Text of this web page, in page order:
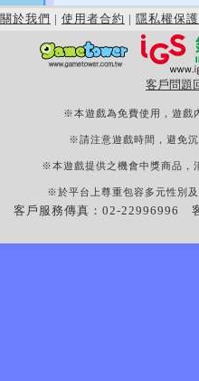
關於我們 | 使用者合約 | 隱私權保護
客戶問題
※本遊戲為免費使用，遊戲
※請注意遊戲時間，避免
※本遊戲提供之機會中獎商品，
※於平台上尊重包容多元性別
客戶服務傳真：02-22996996